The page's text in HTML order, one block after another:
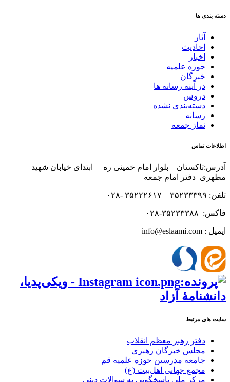
دسته بندی ها
آثار
احادیث
اخبار
حوزه علمیه
خبرگان
در آینه رسانه ها
دروس
دسته‌بندی نشده
رسانه
نماز جمعه
اطلاعات تماس
آدرس:تاکستان – بلوار امام خمینی ره – ابتدای خیابان شهید
مطهری دفتر امام جمعه
تلفن: ۳۵۲۳۳۳۹۹ – ۳۵۲۲۲۶۱۷ -۰۲۸
فاکس: ۳۵۲۳۳۳۸۸-۰۲۸
ایمیل : info@eslaami.com
سایت های مرتبط
دفتر رهبر معظم انقلاب
مجلس خبرگان رهبری
جامعه مدرسین حوزه علمیه قم
مجمع جهانی اهل‌بیت (ع)
مرکز ملی پاسخگویی به سوالات دینی